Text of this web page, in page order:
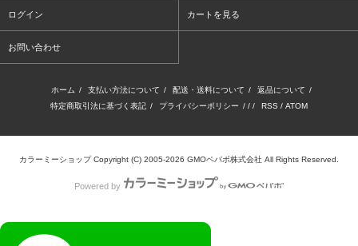
ログイン カートを見る
お問い合わせ
ホーム / 支払い方法について / 配送・送料について / 返品について /
特定商取引法に基づく表記 / プライバシーポリシー / / / RSS / ATOM
カラーミーショップCopyright (C) 2005-2026 GMOペパボ株式会社 All Rights Reserved.
Powered by